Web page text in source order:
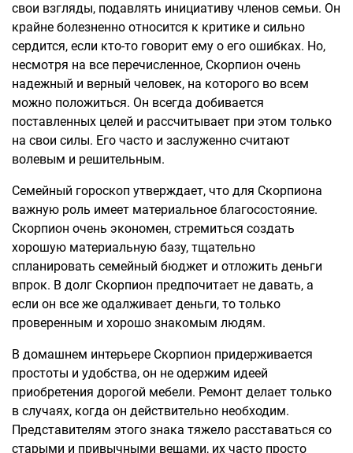
свои взгляды, подавлять инициативу членов семьи. Он
крайне болезненно относится к критике и сильно
сердится, если кто-то говорит ему о его ошибках. Но,
несмотря на все перечисленное, Скорпион очень
надежный и верный человек, на которого во всем
можно положиться. Он всегда добивается
поставленных целей и рассчитывает при этом только
на свои силы. Его часто и заслуженно считают
волевым и решительным.
Семейный гороскоп утверждает, что для Скорпиона
важную роль имеет материальное благосостояние.
Скорпион очень экономен, стремиться создать
хорошую материальную базу, тщательно
спланировать семейный бюджет и отложить деньги
впрок. В долг Скорпион предпочитает не давать, а
если он все же одалживает деньги, то только
проверенным и хорошо знакомым людям.
В домашнем интерьере Скорпион придерживается
простоты и удобства, он не одержим идеей
приобретения дорогой мебели. Ремонт делает только
в случаях, когда он действительно необходим.
Представителям этого знака тяжело расставаться со
старыми и привычными вещами, их часто просто